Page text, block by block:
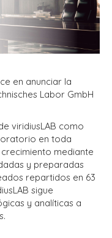
en anunciar la
Labor GmbH
viridiusLAB como
en toda
mediante
y preparadas
repartidos en 63
sigue
y analíticas a